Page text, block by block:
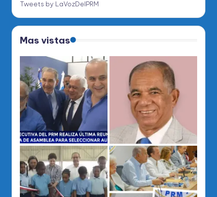
Tweets by LaVozDelPRM
Mas vistas